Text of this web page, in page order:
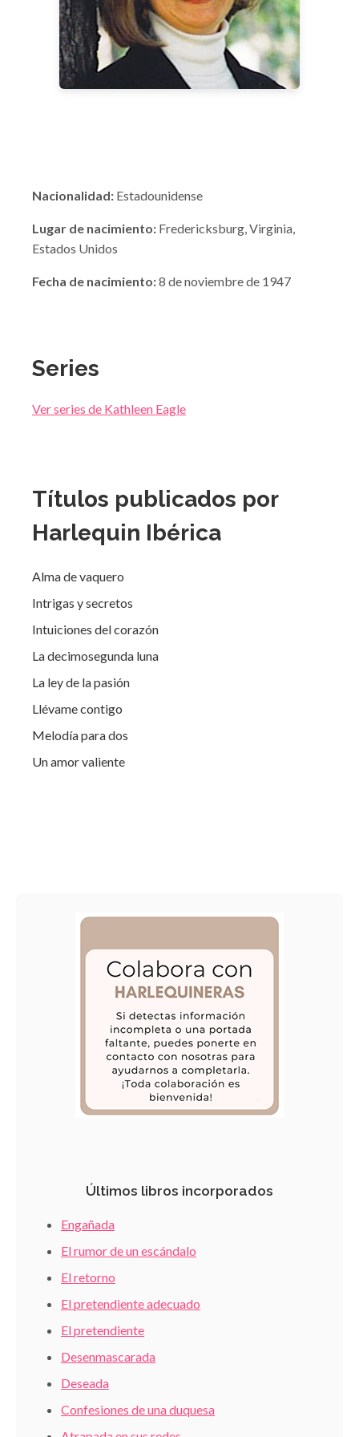
Nacionalidad: Estadounidense
Lugar de nacimiento: Fredericksburg, Virginia,
Estados Unidos
Fecha de nacimiento:8 de noviembre de 1947
Series
Ver series de Kathleen Eagle
Títulos publicados por
Harlequin Ibérica
Alma de vaquero
Intrigas y secretos
Intuiciones del corazón
La decimosegunda luna
La ley de la pasión
Llévame contigo
Melodía para dos
Un amor valiente
Últimos libros incorporados
Engañada
El rumor de un escándalo
El retorno
El pretendiente adecuado
El pretendiente
Desenmascarada
Deseada
Confesiones de una duquesa